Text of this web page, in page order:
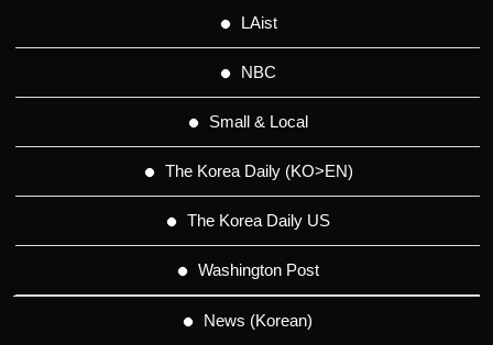
LAist
NBC
Small & Local
The Korea Daily (KO>EN)
The Korea Daily US
Washington Post
News (Korean)